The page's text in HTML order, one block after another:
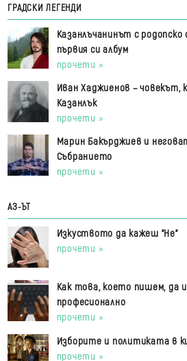
ГРАДСКИ ЛЕГЕНДИ
Казанлъчанинът с родопско
първия си албум
прочети »
Иван Хаджиенов – човекът,
Казанлък
прочети »
Марин Бакърджиев и
Събранието
прочети »
АЗ-ЪТ
Изкуството да кажеш "Не"
прочети »
Как това, което пишем, да
професионално
прочети »
Изборите и политиката в
прочети »